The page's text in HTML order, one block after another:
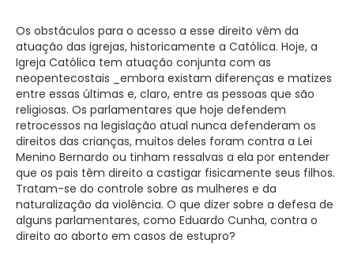
Os obstáculos para o acesso a esse direito vêm da
atuação das igrejas, historicamente a Católica. Hoje, a
Igreja Católica tem atuação conjunta com as
neopentecostais _embora existam diferenças e matizes
entre essas últimas e, claro, entre as pessoas que são
religiosas. Os parlamentares que hoje defendem
retrocessos na legislação atual nunca defenderam os
direitos das crianças, muitos deles foram contra a Lei
Menino Bernardo ou tinham ressalvas a ela por entender
que os pais têm direito a castigar fisicamente seus filhos.
Tratam-se do controle sobre as mulheres e da
naturalização da violência. O que dizer sobre a defesa de
alguns parlamentares, como Eduardo Cunha, contra o
direito ao aborto em casos de estupro?